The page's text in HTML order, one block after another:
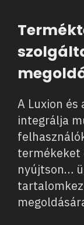
A Luxion
integrálja
termékeket
nyújtson…